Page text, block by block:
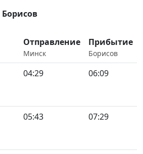
Борисов
Отправление
Минск
Прибытие
Борисов
04:29 06:09
05:43 07:29